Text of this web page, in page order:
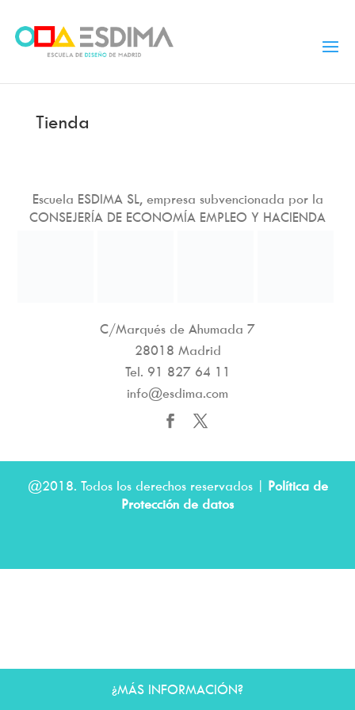
Tienda
¿MÁS INFORMACIÓN?
Escuela ESDIMA SL, empresa subvencionada por la
CONSEJERÍA DE ECONOMÍA EMPLEO Y HACIENDA
C/Marqués de Ahumada 7
28018 Madrid
Tel. 91 827 64 11
info@esdima.com
@2018. Todos los derechos reservados | Política de
Protección de datos